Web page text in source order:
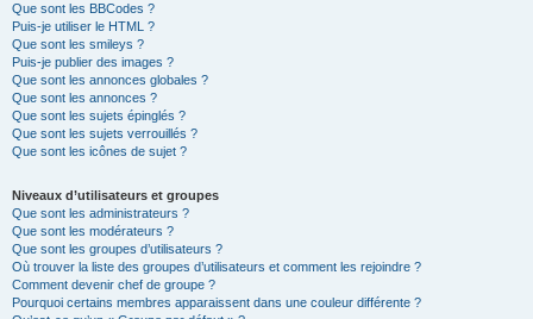
Que sont les BBCodes ?
Puis-je utiliser le HTML ?
Que sont les smileys ?
Puis-je publier des images ?
Que sont les annonces globales ?
Que sont les annonces ?
Que sont les sujets épinglés ?
Que sont les sujets verrouillés ?
Que sont les icônes de sujet ?
Niveaux d’utilisateurs et groupes
Que sont les administrateurs ?
Que sont les modérateurs ?
Que sont les groupes d’utilisateurs ?
Où trouver la liste des groupes d’utilisateurs et comment les rejoindre ?
Comment devenir chef de groupe ?
Pourquoi certains membres apparaissent dans une couleur différente ?